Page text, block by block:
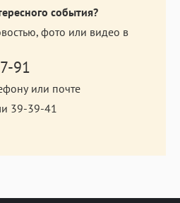
события?
фото или видео в
91
или почте
39-39-41